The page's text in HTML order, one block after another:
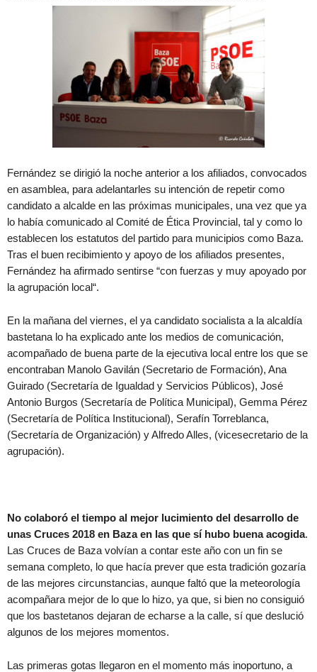
Fernández se dirigió la noche anterior a los afiliados, convocados
en asamblea, para adelantarles su intención de repetir como
candidato a alcalde en las próximas municipales, una vez que ya
lo había comunicado al Comité de Ética Provincial, tal y como lo
establecen los estatutos del partido para municipios como Baza.
Tras el buen recibimiento y apoyo de los afiliados presentes,
Fernández ha afirmado sentirse “con fuerzas y muy apoyado por
la agrupación local“.
En la mañana del viernes, el ya candidato socialista a la alcaldía
bastetana lo ha explicado ante los medios de comunicación,
acompañado de buena parte de la ejecutiva local entre los que se
encontraban Manolo Gavilán (Secretario de Formación), Ana
Guirado (Secretaría de Igualdad y Servicios Públicos), José
Antonio Burgos (Secretaría de Política Municipal), Gemma Pérez
(Secretaría de Política Institucional), Serafín Torreblanca,
(Secretaría de Organización) y Alfredo Alles, (vicesecretario de la
agrupación).
No colaboró el tiempo al mejor lucimiento del desarrollo de
unas Cruces 2018 en Baza en las que sí hubo buena acogida.
Las Cruces de Baza volvían a contar este año con un fin se
semana completo, lo que hacía prever que esta tradición gozaría
de las mejores circunstancias, aunque faltó que la meteorología
acompañara mejor de lo que lo hizo, ya que, si bien no consiguió
que los bastetanos dejaran de echarse a la calle, sí que deslució
algunos de los mejores momentos.
Las primeras gotas llegaron en el momento más inoportuno, a